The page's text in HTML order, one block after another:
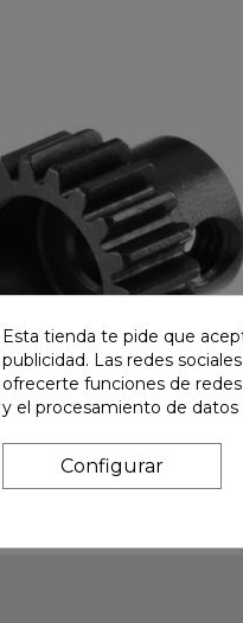
Esta tienda te pide que
publicidad. Las redes
ofrecerte funciones de
y el procesamiento de datos
Configurar